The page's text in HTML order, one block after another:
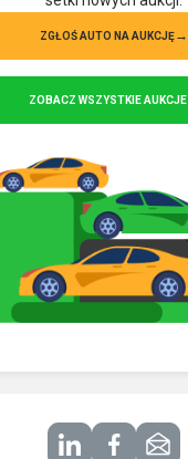
ZGŁOŚ AUTO NA AUKCJĘ
ZOBACZ WSZYSTKIE AUKCJE